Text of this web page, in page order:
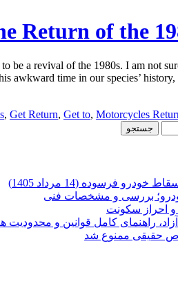
Return of the
be a revival of the 1980s. I am not
awkward time in our species’ history,
, Get Return, Get to, Motorcycles
فرسوده (14 مرداد 1405)
و احراز سکونت
راهنمای کامل قوانین و محدودیت
حقیقی ممنوع شد